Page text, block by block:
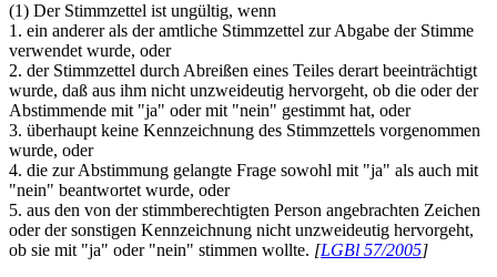
(1) Der Stimmzettel ist ungültig, wenn
1. ein anderer als der amtliche Stimmzettel zur Abgabe der Stimme
verwendet wurde, oder
2. der Stimmzettel durch Abreißen eines Teiles derart beeinträchtigt
wurde, daß aus ihm nicht unzweideutig hervorgeht, ob die oder der
Abstimmende mit "ja" oder mit "nein" gestimmt hat, oder
3. überhaupt keine Kennzeichnung des Stimmzettels vorgenommen
wurde, oder
4. die zur Abstimmung gelangte Frage sowohl mit "ja" als auch mit
"nein" beantwortet wurde, oder
5. aus den von der stimmberechtigten Person angebrachten Zeichen
oder der sonstigen Kennzeichnung nicht unzweideutig hervorgeht,
ob sie mit "ja" oder "nein" stimmen wollte. [LGBl 57/2005]